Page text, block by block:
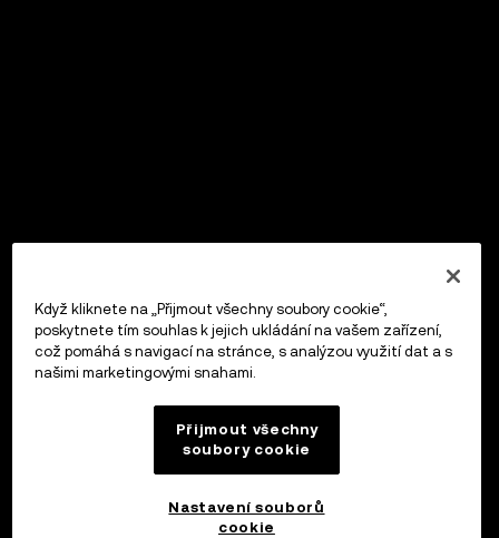
Když kliknete na „Přijmout všechny soubory cookie“,
poskytnete tím souhlas k jejich ukládání na vašem zařízení,
což pomáhá s navigací na stránce, s analýzou využití dat a s
našimi marketingovými snahami.
Přijmout všechny
soubory cookie
Nastavení souborů
cookie